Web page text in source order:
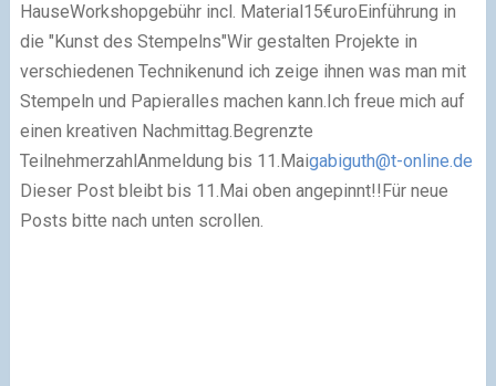
HauseWorkshopgebühr incl. Material 15€uro Einführung in
die "Kunst des Stempelns"Wir gestalten Projekte in
verschiedenen Technikenund ich zeige ihnen was man mit
Stempeln und Papieralles machen kann. Ich freue mich auf
einen kreativen Nachmittag. Begrenzte
Teilnehmerzahl Anmeldung bis 11.Maigabiguth@t-online.de
Dieser Post bleibt bis 11.Mai oben angepinnt!! Für neue
Posts bitte nach unten scrollen.